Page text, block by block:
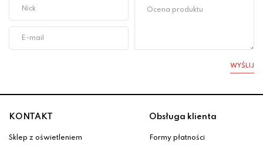
WYŚLIJ
KONTAKT
Sklep z oświetleniem
Obsługa klienta
Formy płatności